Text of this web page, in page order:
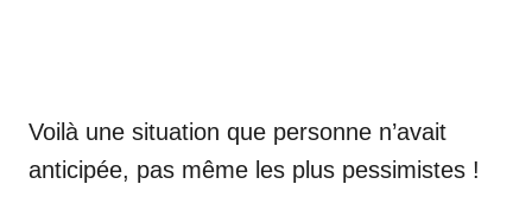
Voilà une situation que personne n’avait
anticipée, pas même les plus pessimistes !